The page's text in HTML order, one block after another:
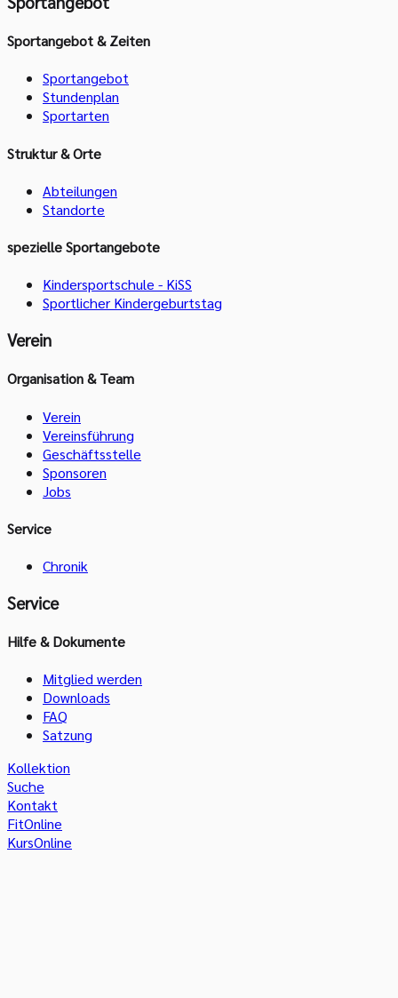
Sportangebot & Zeiten
Sportangebot
Stundenplan
Sportarten
Struktur & Orte
Abteilungen
Standorte
spezielle Sportangebote
Kindersportschule - KiSS
Sportlicher Kindergeburtstag
Verein
Organisation & Team
Verein
Vereinsführung
Geschäftsstelle
Sponsoren
Jobs
Service
Chronik
Service
Hilfe & Dokumente
Mitglied werden
Downloads
FAQ
Satzung
Kollektion
Suche
Kontakt
FitOnline
KursOnline